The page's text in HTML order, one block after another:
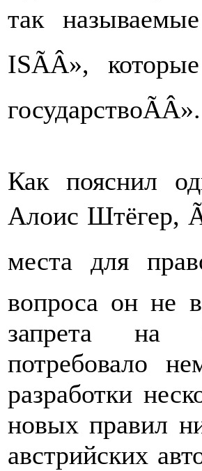
так
ISÃÂ»,
государствоÃÂ».
Как пояснил
Алоис Штёгер,
места для
вопроса он не
запрета на
потребовало
разработки
новых правил
австрийских